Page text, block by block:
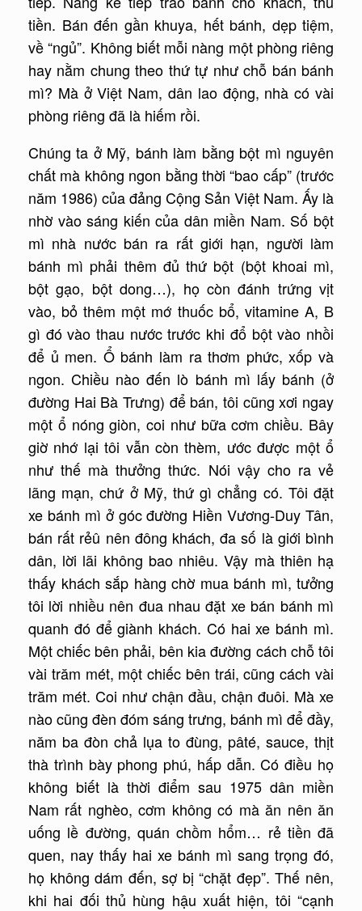
tiền. Bán đến gần khuya, hết bánh, dẹp tiệm,
về “ngủ”. Không biết mỗi nàng một phòng riêng
hay nằm chung theo thứ tự như chỗ bán bánh
mì? Mà ở Việt Nam, dân lao động, nhà có vài
phòng riêng đã là hiếm rồi.
Chúng ta ở Mỹ, bánh làm bằng bột mì nguyên
chất mà không ngon bằng thời “bao cấp” (trước
năm 1986) của đảng Cộng Sản Việt Nam. Ấy là
nhờ vào sáng kiến của dân miền Nam. Số bột
mì nhà nước bán ra rất giới hạn, người làm
bánh mì phải thêm đủ thứ bột (bột khoai mì,
bột gạo, bột dong…), họ còn đánh trứng vịt
vào, bỏ thêm một mớ thuốc bổ, vitamine A, B
gì đó vào thau nước trước khi đổ bột vào nhồi
để ủ men. Ổ bánh làm ra thơm phức, xốp và
ngon. Chiều nào đến lò bánh mì lấy bánh (ở
đường Hai Bà Trưng) để bán, tôi cũng xơi ngay
một ổ nóng giòn, coi như bữa cơm chiều. Bây
giờ nhớ lại tôi vẫn còn thèm, ước được một ổ
như thế mà thưởng thức. Nói vậy cho ra vẻ
lãng mạn, chứ ở Mỹ, thứ gì chẳng có. Tôi đặt
xe bánh mì ở góc đường Hiền Vương-Duy Tân,
bán rất rẻû nên đông khách, đa số là giới bình
dân, lời lãi không bao nhiêu. Vậy mà thiên hạ
thấy khách sắp hàng chờ mua bánh mì, tưởng
tôi lời nhiều nên đua nhau đặt xe bán bánh mì
quanh đó để giành khách. Có hai xe bánh mì.
Một chiếc bên phải, bên kia đường cách chỗ tôi
vài trăm mét, một chiếc bên trái, cũng cách vài
trăm mét. Coi như chận đầu, chận đuôi. Mà xe
nào cũng đèn đóm sáng trưng, bánh mì để đầy,
năm ba đòn chả lụa to đùng, pâté, sauce, thịt
thà trình bày phong phú, hấp dẫn. Có điều họ
không biết là thời điểm sau 1975 dân miền
Nam rất nghèo, cơm không có mà ăn nên ăn
uống lề đường, quán chồm hổm… rẻ tiền đã
quen, nay thấy hai xe bánh mì sang trọng đó,
họ không dám đến, sợ bị “chặt đẹp”. Thế nên,
khi hai đối thủ hùng hậu xuất hiện, tôi “cạnh